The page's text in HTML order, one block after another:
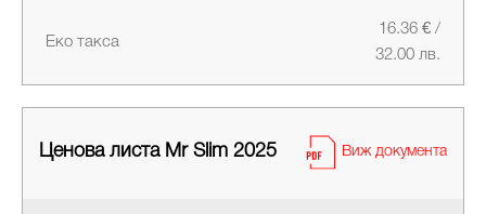
Еко такса
16.36 € /
32.00 лв.
Ценова листа Mr Slim 2025 Виж документа